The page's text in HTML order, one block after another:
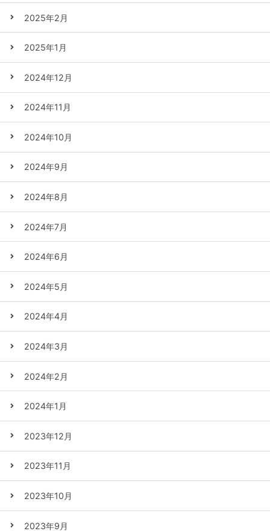
2025年2月
2025年1月
2024年12月
2024年11月
2024年10月
2024年9月
2024年8月
2024年7月
2024年6月
2024年5月
2024年4月
2024年3月
2024年2月
2024年1月
2023年12月
2023年11月
2023年10月
2023年9月